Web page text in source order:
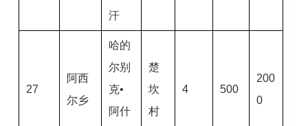
汗
27
阿西
尔乡
哈的
尔别
克•
阿什
楚
坎
村
4 500
200
0